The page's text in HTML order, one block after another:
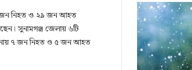
জন নিহত ও ২৯ জন আহত
সুনামগঞ্জ জেলায় ৬টি
৭ জন নিহত ও ৫ জন আহত